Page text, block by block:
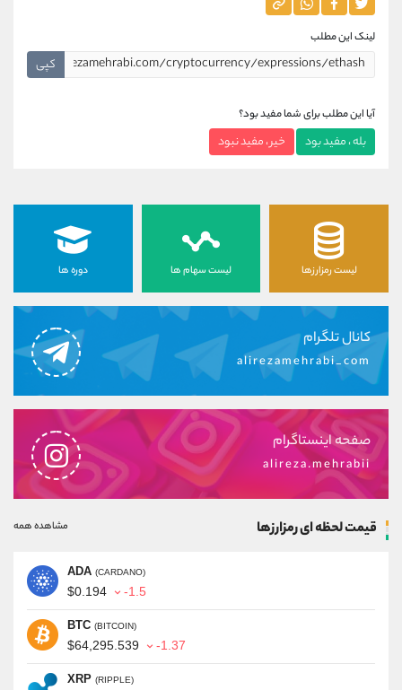
لینک این مطلب
کپی
آیا این مطلب برای شما مفید بود؟
بله ، مفید بود خیر ، مفید نبود
لیست رمزارزها لیست سهام ها دوره ها
کانال تلگرام
alirezamehrabi_com
صفحه اینستاگرام
alireza.mehrabii
قیمت لحظه ای رمزارزها مشاهده همه
ADA (CARDANO)
$0.194 -1.5
BTC (BITCOIN)
$64,295.539 -1.37
XRP (RIPPLE)